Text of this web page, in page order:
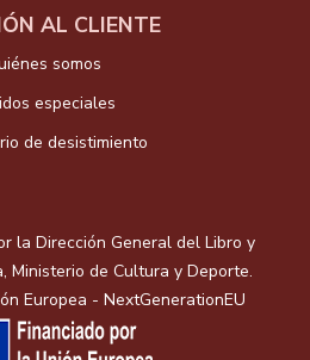
AL CLIENTE
somos
especiales
de desistimiento
la Dirección General del Libro y
Ministerio de Cultura y Deporte.
Europea - NextGenerationEU